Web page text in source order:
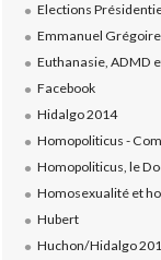
Elections
Emmanuel Grégoire
Euthanasie, ADMD
Facebook
Hidalgo 2014
Homopoliticus -
Homopoliticus, le
Homosexualité et
Hubert
Huchon/Hidalgo